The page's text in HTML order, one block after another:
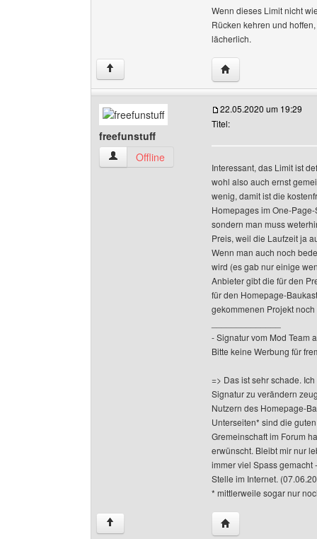
Wenn dieses Limit nicht
Rücken kehren und
lächerlich.
↑ Website dieses
freefunstuff
freefunstuff Benutzer-Profile anzeigen
Offline
22.05.2020 um 19:29
Titel:
Interessant, das Limit ist
wohl also auch ernst
wenig, damit ist die
Homepages im One-
sondern man muss
Preis, weil die Laufzeit ja
Wenn man auch noch
wird (es gab nur einige
Anbieter gibt die für den
für den Homepage-
gekommenen Projekt
- Signatur vom Mod Team
Bitte keine Werbung für
=> Das ist sehr schade.
Signatur zu verändern
Nutzern des Homepage-
Unterseiten* sind die
Gremeinschaft im Forum
erwünscht. Bleibt mir nur
immer viel Spass gemacht
Stelle im Internet.
* mittlerweile sogar nur
↑ Website dieses